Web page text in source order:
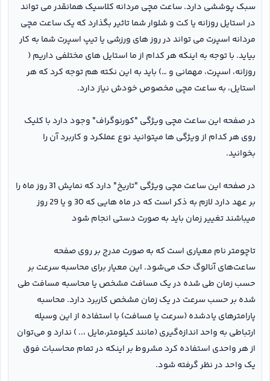
سبک پوششی دارد. ساعت مچی مردانه کلاسیک همانقدر می تواند
در استایل روزانه یا کت و شلوار شما تاثیر بگذارد که یک ساعت مچی
مردانه اسپرت می تواند در روز های ورزشی یا تیپ اسپرت شما به کار
بیاید. با توجه به اینکه هر کدام از ما استایل های مختلفی داریم (
روزانه، اسپرت، مهمانی و …) باید به این نکته هم توجه کرد که هر
استایل، به ساعت مچی مخصوص خودش نیاز دارد.
در صفحه این ساعت مچی ویژگی "کورنوگراف" وجود دارد با کلیک
روی هر کدام از ویژگی ها میتوانید نوع عملکرد و کاربرد آن را
بخوانید.
در صفحه این ساعت مچی ویژگی "تاریخ" دارد که نمایش 31 روز ماه را
بر عهد دارد لازم به ذکر است که در ماه هایی که 30 و یا 29 روز
میباشند تغییر زمان باید به صورت دستی انجام شود
تاچومتر نام معیاری است که به صورت مدرج بر روی صفحه
ساعت‌های آنالوگ حک می‌شود. این معیار برای محاسبه سرعت بر
حسب زمان طی شده در یک مسافت مشخص یا محاسبه مسافت طی
شده بر حسب سرعت در یک زمان مشخص کاربرد دارد. محاسبه
پارامترهای یادشده (سرعت یا مسافت) با استفاده از این وسیله
ارتباطی به واحد اندازه‌گیری (مانند کیلومتر،مایل ،.. ) ندارد و می‌توان
از هر واحدی استفاده کرد مشروط بر اینکه در تمام محاسبات فوق
یک واحد در نظر گرفته شود.